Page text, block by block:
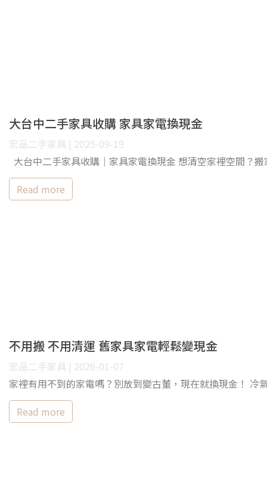
大台中二手家具收購 家具家電換現金
宏品二手家具 | 2025-09-19
大台中二手家具收購｜家具家電換現金 想清空家裡空間？
Read more
不用搬 不用清運 舊家具家電輕鬆變現金
宏品二手家具 | 2026-01-07
家裡有用不到的家電嗎？別放到變古董，現在就換現金！
Read more